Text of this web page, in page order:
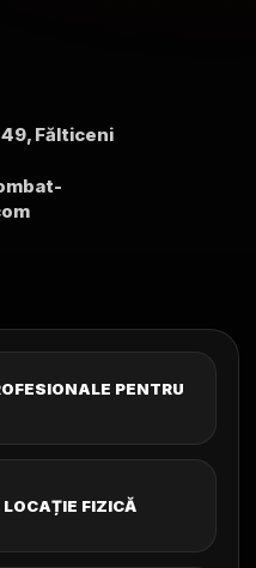
Fălticeni
PENTRU
FIZICĂ